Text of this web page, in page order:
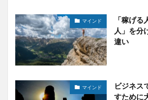
マインド
「稼げ
人」を分
違い
マインド
ビジネス
すために